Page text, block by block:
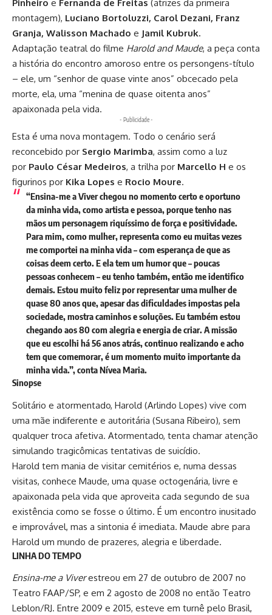
Pinheiro e Fernanda de Freitas (atrizes da primeira
montagem), Luciano Bortoluzzi, Carol Dezani, Franz
Granja, Walisson Machado e Jamil Kubruk.
Adaptação teatral do filme Harold and Maude, a peça conta
a história do encontro amoroso entre os persongens-título
– ele, um “senhor de quase vinte anos” obcecado pela
morte, ela, uma “menina de quase oitenta anos”
apaixonada pela vida.
- Publicidade -
Esta é uma nova montagem. Todo o cenário será
reconcebido por Sergio Marimba, assim como a luz
por Paulo César Medeiros, a trilha por Marcello H e os
figurinos por Kika Lopes e Rocio Moure.
“Ensina-me a Viver chegou no momento certo e oportuno
da minha vida, como artista e pessoa, porque tenho nas
mãos um personagem riquíssimo de força e positividade.
Para mim, como mulher, representa como eu muitas vezes
me comportei na minha vida – com esperança de que as
coisas deem certo. E ela tem um humor que – poucas
pessoas conhecem – eu tenho também, então me identifico
demais. Estou muito feliz por representar uma mulher de
quase 80 anos que, apesar das dificuldades impostas pela
sociedade, mostra caminhos e soluções. Eu também estou
chegando aos 80 com alegria e energia de criar. A missão
que eu escolhi há 56 anos atrás, continuo realizando e acho
tem que comemorar, é um momento muito importante da
minha vida.”, conta Nívea Maria.
Sinopse
Solitário e atormentado, Harold (Arlindo Lopes) vive com
uma mãe indiferente e autoritária (Susana Ribeiro), sem
qualquer troca afetiva. Atormentado, tenta chamar atenção
simulando tragicômicas tentativas de suicídio.
Harold tem mania de visitar cemitérios e, numa dessas
visitas, conhece Maude, uma quase octogenária, livre e
apaixonada pela vida que aproveita cada segundo de sua
existência como se fosse o último. É um encontro inusitado
e improvável, mas a sintonia é imediata. Maude abre para
Harold um mundo de prazeres, alegria e liberdade.
LINHA DO TEMPO
Ensina-me a Viver estreou em 27 de outubro de 2007 no
Teatro FAAP/SP, e em 2 agosto de 2008 no então Teatro
Leblon/RJ. Entre 2009 e 2015, esteve em turnê pelo Brasil,